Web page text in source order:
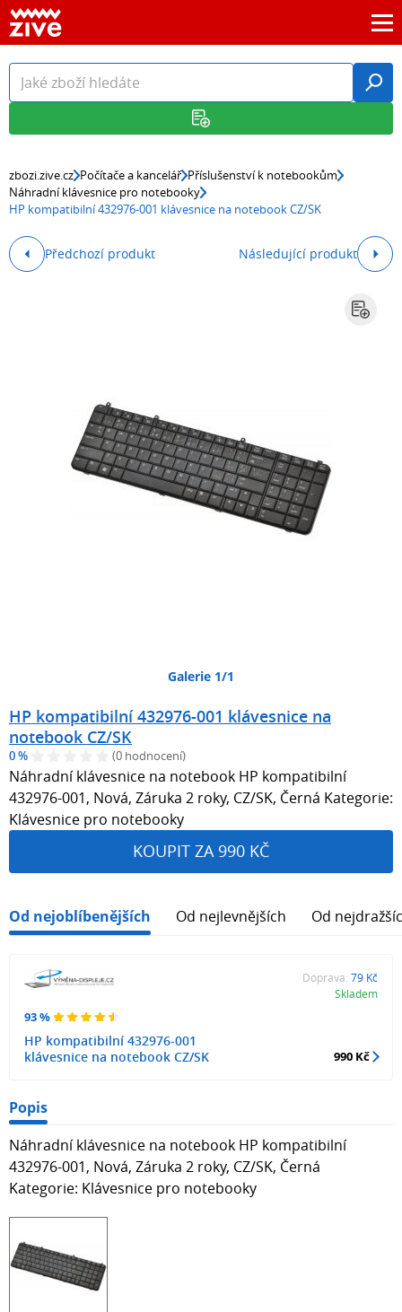
zbozi.zive.cz Počítače a kancelář Příslušenství k notebookům
Náhradní klávesnice pro notebooky
HP kompatibilní 432976-001 klávesnice na notebook CZ/SK
Předchozí produkt Následující produkt
Galerie 1/1
HP kompatibilní 432976-001 klávesnice na
notebook CZ/SK
0 % (0 hodnocení)
Náhradní klávesnice na notebook HP kompatibilní
432976-001, Nová, Záruka 2 roky, CZ/SK, Černá Kategorie:
Klávesnice pro notebooky
KOUPIT ZA 990 KČ
Od nejoblíbenějších Od nejlevnějších Od
93 %
HP kompatibilní 432976-001
klávesnice na notebook CZ/SK
Doprava: 79 Kč
Skladem
990 Kč
Popis
Náhradní klávesnice na notebook HP kompatibilní
432976-001, Nová, Záruka 2 roky, CZ/SK, Černá
Kategorie: Klávesnice pro notebooky